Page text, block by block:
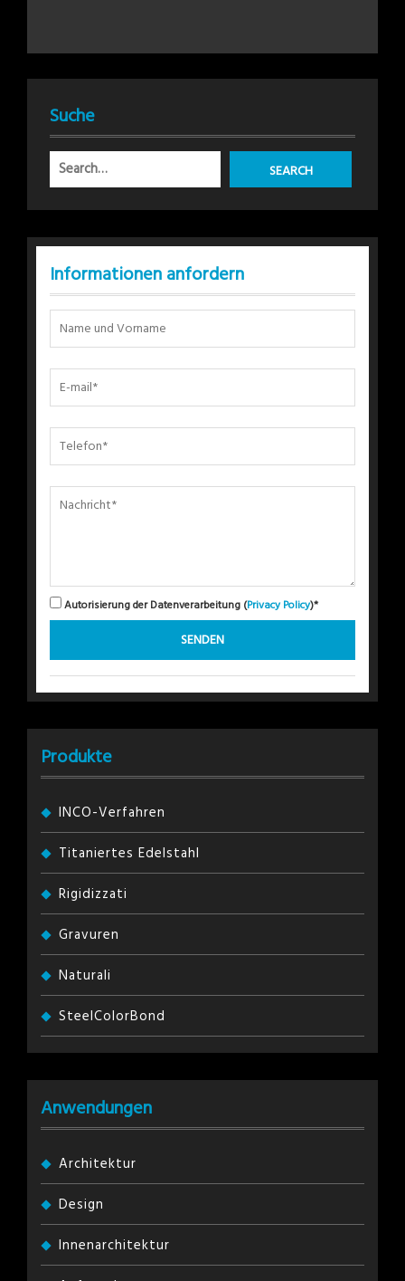
Suche
Informationen anfordern
Autorisierung der Datenverarbeitung (Privacy Policy)*
Produkte
INCO-Verfahren
Titaniertes Edelstahl
Rigidizzati
Gravuren
Naturali
SteelColorBond
Anwendungen
Architektur
Design
Innenarchitektur